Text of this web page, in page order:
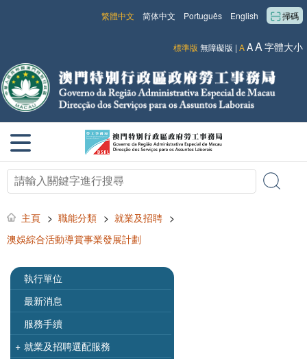
掃碼
English
Português
简体中文
繁體中文
標準版 無障礙版 | AAA字體大小
主頁 > 職能分類 > 就業及招聘 >
澳娛綜合活動導賞事業發展計劃
執行單位
最新消息
服務手續
+ 就業及招聘選配服務